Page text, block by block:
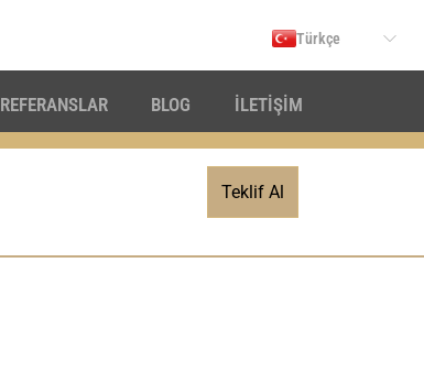
Türkçe
REFERANSLAR BLOG İLETİŞİM
Teklif Al